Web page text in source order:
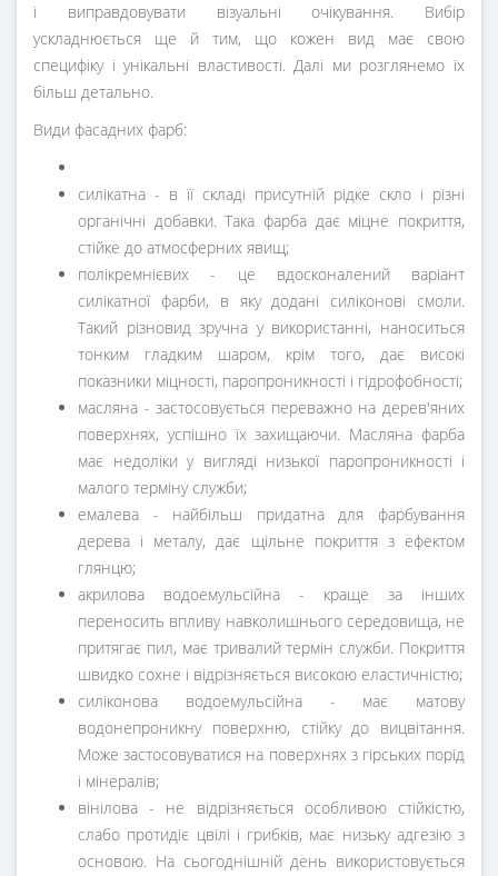
і виправдовувати візуальні очікування. Вибір
ускладнюється ще й тим, що кожен вид має свою
специфіку і унікальні властивості. Далі ми розглянемо їх
більш детально.
Види фасадних фарб:
силікатна - в її складі присутній рідке скло і різні
органічні добавки. Така фарба дає міцне покриття,
стійке до атмосферних явищ;
полікремнієвих - це вдосконалений варіант
силікатної фарби, в яку додані силіконові смоли.
Такий різновид зручна у використанні, наноситься
тонким гладким шаром, крім того, дає високі
показники міцності, паропроникності і гідрофобності;
масляна - застосовується переважно на дерев'яних
поверхнях, успішно їх захищаючи. Масляна фарба
має недоліки у вигляді низької паропроникності і
малого терміну служби;
емалева - найбільш придатна для фарбування
дерева і металу, дає щільне покриття з ефектом
глянцю;
акрилова водоемульсійна - краще за інших
переносить впливу навколишнього середовища, не
притягає пил, має тривалий термін служби. Покриття
швидко сохне і відрізняється високою еластичністю;
силіконова водоемульсійна - має матову
водонепроникну поверхню, стійку до вицвітання.
Може застосовуватися на поверхнях з гірських порід
і мінералів;
вінілова - не відрізняється особливою стійкістю,
слабо протидіє цвілі і грибків, має низьку адгезію з
основою. На сьогоднішній день використовується